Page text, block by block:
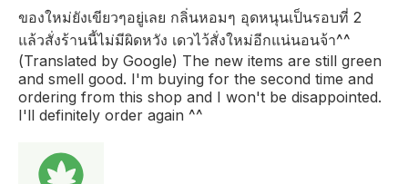
ของใหม่ยังเขียวๆอยู่เลย กลิ่นหอมๆ อุดหนุนเป็นรอบที่ 2
แล้วสั่งร้านนี้ไม่มีผิดหวัง เดวไว้สั่งใหม่อีกแน่นอนจ้า^^
(Translated by Google) The new items are still green
and smell good. I'm buying for the second time and
ordering from this shop and I won't be disappointed.
I'll definitely order again ^^